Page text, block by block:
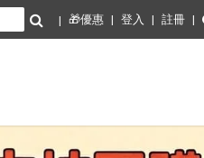
🎁優惠 登入 註冊